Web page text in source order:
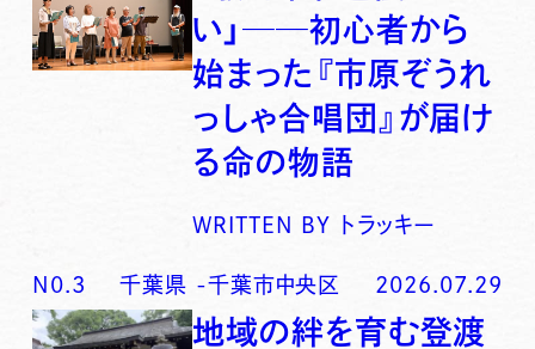
い」──初心者から
始まった『市原ぞうれ
っしゃ合唱団』が届け
る命の物語
WRITTEN BY トラッキー
N0. 3 千葉県 -千葉市中央区 2026.07.29
地域の絆を育む登渡